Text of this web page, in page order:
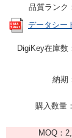
品質ランク
データシー
DigiKey在庫数
納期
購入数量
MOQ：